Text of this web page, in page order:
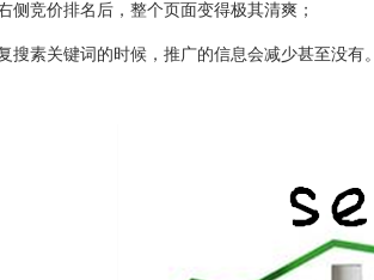
竞价排名后，整个页面变得极其清爽；
素关键词的时候，推广的信息会减少甚至没有。